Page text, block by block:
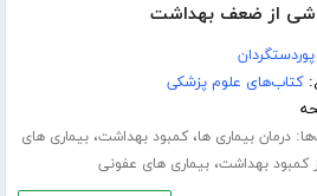
از ضعف بهداشت
کتاب‌های علوم پزشکی
درمان بیماری ها،کمبود بهداشت،بیماری های
کمبود بهداشت،بیماری های عفونی